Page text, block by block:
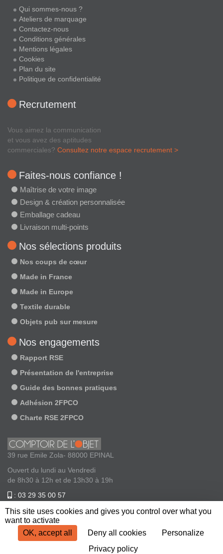
Qui sommes-nous ?
Ateliers de marquage
Contactez-nous
Conditions générales
Mentions légales
Cookies
Plan du site
Politique de confidentialité
Recrutement
Vous aimez la communication
et vous avez des aptitudes
commerciales? Consultez notre espace recrutement >
Faites-nous confiance !
Maîtrise de votre image
Design & création personnalisée
Emballage cadeau
Livraison multi-points
Nos sélections produits
Nos coups de cœur
Made in France
Made in Europe
Textile durable
Objets pub sur mesure
Nos engagements
Rapport RSE
Présentation de l'entreprise
Guide des bonnes pratiques
Adhésion 2FPCO
Charte RSE 2FPCO
39 rue Emile Zola- 88000 EPINAL
Ouvert du lundi au Vendredi
de 8h30 à 12h et de 13h30 à 19h
: 03 29 35 00 57
This site uses cookies and gives you control over what you
want to activate
OK, accept all
Deny all cookies
Personalize
Privacy policy